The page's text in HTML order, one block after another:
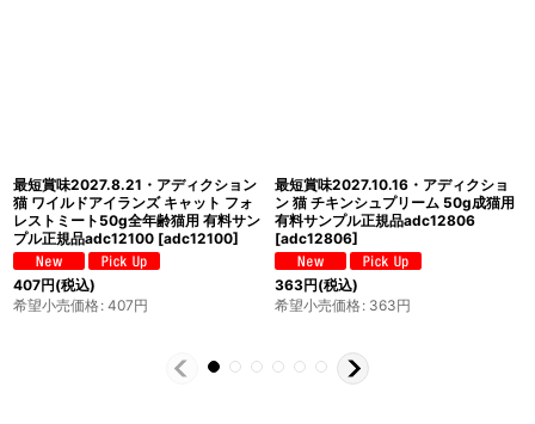
最短賞味2027.11.24・アディクショ
ン 猫 ワイルドアイランズ キャット パ
シフィックキャッチ50g全年齢猫用 有
料サンプル正規品adc12001
[adc12001 ]
396円(税込)
最短賞味2027.8.25・アディクション
猫 ワイルドアイランズ キャット ハイ
ランドミーツ50g全年齢猫用 有料サン
プル正規品adc12209
396円(税込)
希望小売価格: 396円